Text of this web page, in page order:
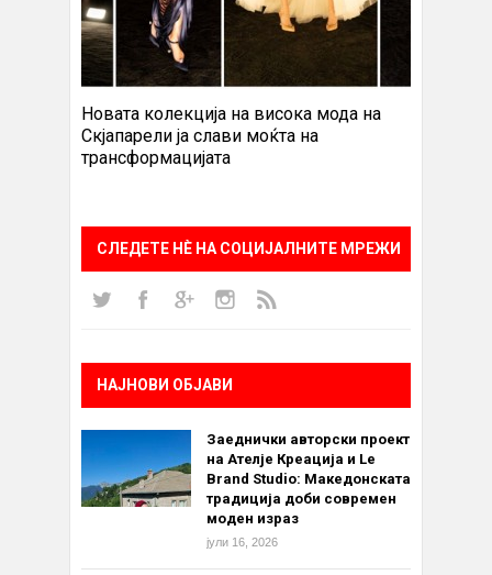
Новата колекција на висока мода на
Скјапарели ја слави моќта на
трансформацијата
СЛЕДЕТЕ НÈ НА СОЦИЈАЛНИТЕ МРЕЖИ
НАЈНОВИ ОБЈАВИ
Заеднички авторски проект
на Ателје Креација и Le
Brand Studio: Македонската
традиција доби современ
моден израз
јули 16, 2026